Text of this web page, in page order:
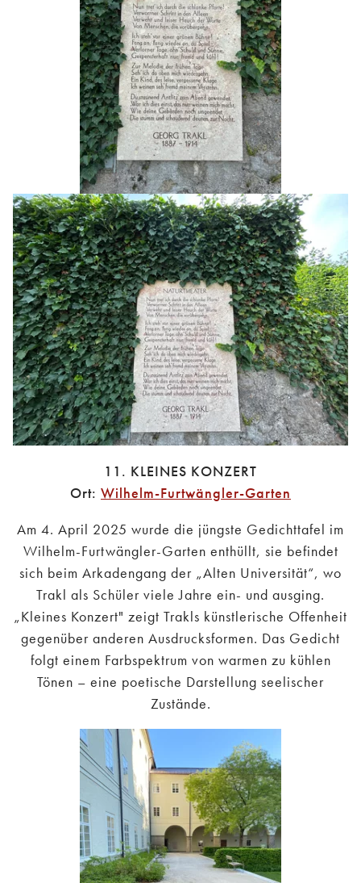
11. KLEINES KONZERT
Ort: Wilhelm-Furtwängler-Garten
Am 4. April 2025 wurde die jüngste Gedichttafel im
Wilhelm-Furtwängler-Garten enthüllt, sie befindet
sich beim Arkadengang der „Alten Universität“, wo
Trakl als Schüler viele Jahre ein- und ausging.
„Kleines Konzert" zeigt Trakls künstlerische Offenheit
gegenüber anderen Ausdrucksformen. Das Gedicht
folgt einem Farbspektrum von warmen zu kühlen
Tönen – eine poetische Darstellung seelischer
Zustände.